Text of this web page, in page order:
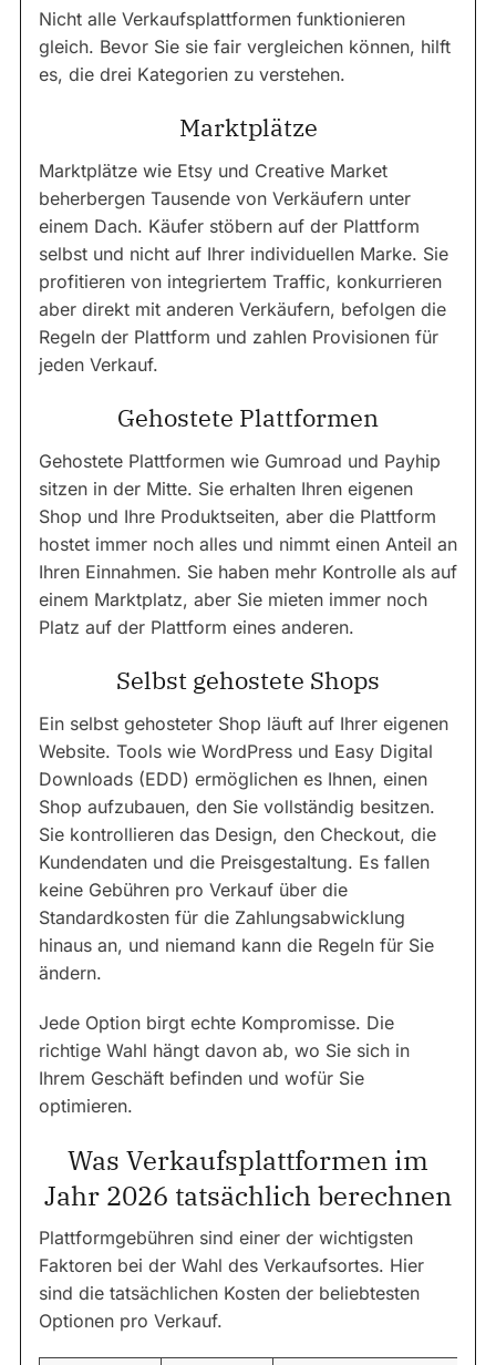
Nicht alle Verkaufsplattformen funktionieren
gleich. Bevor Sie sie fair vergleichen können, hilft
es, die drei Kategorien zu verstehen.
Marktplätze
Marktplätze wie Etsy und Creative Market
beherbergen Tausende von Verkäufern unter
einem Dach. Käufer stöbern auf der Plattform
selbst und nicht auf Ihrer individuellen Marke. Sie
profitieren von integriertem Traffic, konkurrieren
aber direkt mit anderen Verkäufern, befolgen die
Regeln der Plattform und zahlen Provisionen für
jeden Verkauf.
Gehostete Plattformen
Gehostete Plattformen wie Gumroad und Payhip
sitzen in der Mitte. Sie erhalten Ihren eigenen
Shop und Ihre Produktseiten, aber die Plattform
hostet immer noch alles und nimmt einen Anteil an
Ihren Einnahmen. Sie haben mehr Kontrolle als auf
einem Marktplatz, aber Sie mieten immer noch
Platz auf der Plattform eines anderen.
Selbst gehostete Shops
Ein selbst gehosteter Shop läuft auf Ihrer eigenen
Website. Tools wie WordPress und Easy Digital
Downloads (EDD) ermöglichen es Ihnen, einen
Shop aufzubauen, den Sie vollständig besitzen.
Sie kontrollieren das Design, den Checkout, die
Kundendaten und die Preisgestaltung. Es fallen
keine Gebühren pro Verkauf über die
Standardkosten für die Zahlungsabwicklung
hinaus an, und niemand kann die Regeln für Sie
ändern.
Jede Option birgt echte Kompromisse. Die
richtige Wahl hängt davon ab, wo Sie sich in
Ihrem Geschäft befinden und wofür Sie
optimieren.
Was Verkaufsplattformen im
Jahr 2026 tatsächlich berechnen
Plattformgebühren sind einer der wichtigsten
Faktoren bei der Wahl des Verkaufsortes. Hier
sind die tatsächlichen Kosten der beliebtesten
Optionen pro Verkauf.